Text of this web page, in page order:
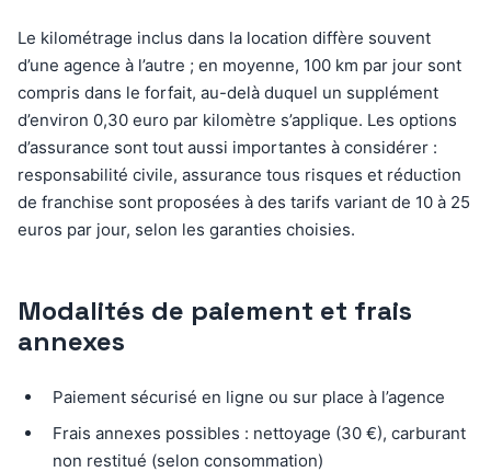
Le kilométrage inclus dans la location diffère souvent
d’une agence à l’autre ; en moyenne, 100 km par jour sont
compris dans le forfait, au-delà duquel un supplément
d’environ 0,30 euro par kilomètre s’applique. Les options
d’assurance sont tout aussi importantes à considérer :
responsabilité civile, assurance tous risques et réduction
de franchise sont proposées à des tarifs variant de 10 à 25
euros par jour, selon les garanties choisies.
Modalités de paiement et frais
annexes
Paiement sécurisé en ligne ou sur place à l’agence
Frais annexes possibles : nettoyage (30 €), carburant
non restitué (selon consommation)